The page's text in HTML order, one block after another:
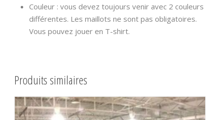
Couleur : vous devez toujours venir avec 2 couleurs
différentes. Les maillots ne sont pas obligatoires.
Vous pouvez jouer en T-shirt.
Produits similaires